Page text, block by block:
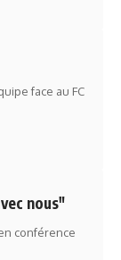
face au FC
nous"
conférence